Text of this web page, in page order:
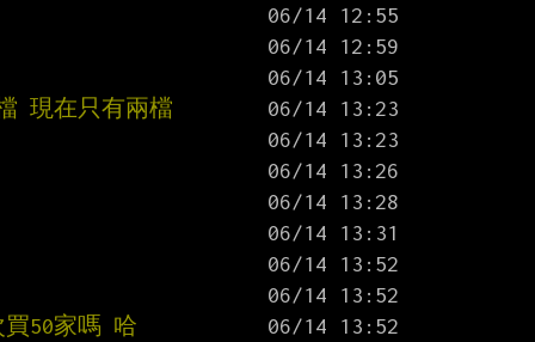
現在只有兩檔
50家嗎 哈